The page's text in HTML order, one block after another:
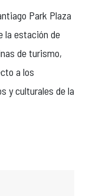
o enviarnos un
Park Plaza
la estación de
de turismo,
a los
y culturales de la